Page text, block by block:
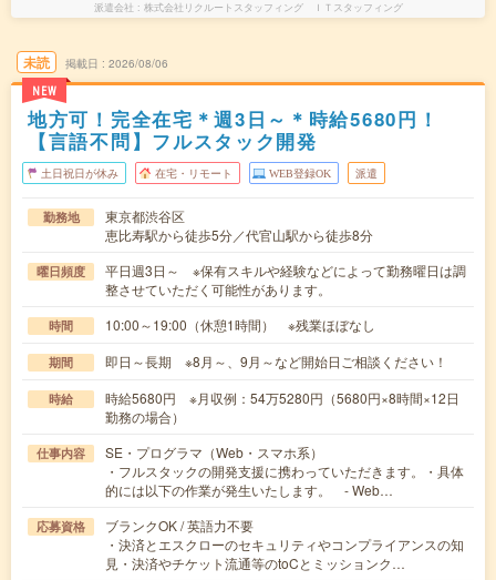
派遣会社 株式会社リクルートスタッフィング ＩＴスタッフィング
未読
NEW
掲載日 2026/08/06
地方可！完全在宅＊週3日～＊時給5680円！
【言語不問】フルスタック開発
土日祝日が休み 在宅・リモート WEB登録OK 派遣
勤務地
東京都渋谷区
恵比寿駅から徒歩5分／代官山駅から徒歩8分
曜日頻度
平日週3日～ ※保有スキルや経験などによって勤務曜日は調
整させていただく可能性があります。
時間 10:00～19:00（休憩1時間） ※残業ほぼなし
期間 即日～長期 ※8月～、9月～など開始日ご相談ください！
時給
時給5680円 ※月収例：54万5280円（5680円×8時間×12日
勤務の場合）
仕事内容
SE・プログラマ（Web・スマホ系）
・フルスタックの開発支援に携わっていただきます。・具体
的には以下の作業が発生いたします。 - Web…
応募資格
ブランクOK / 英語力不要
・決済とエスクローのセキュリティやコンプライアンスの知
見・決済やチケット流通等のtoCとミッションク…